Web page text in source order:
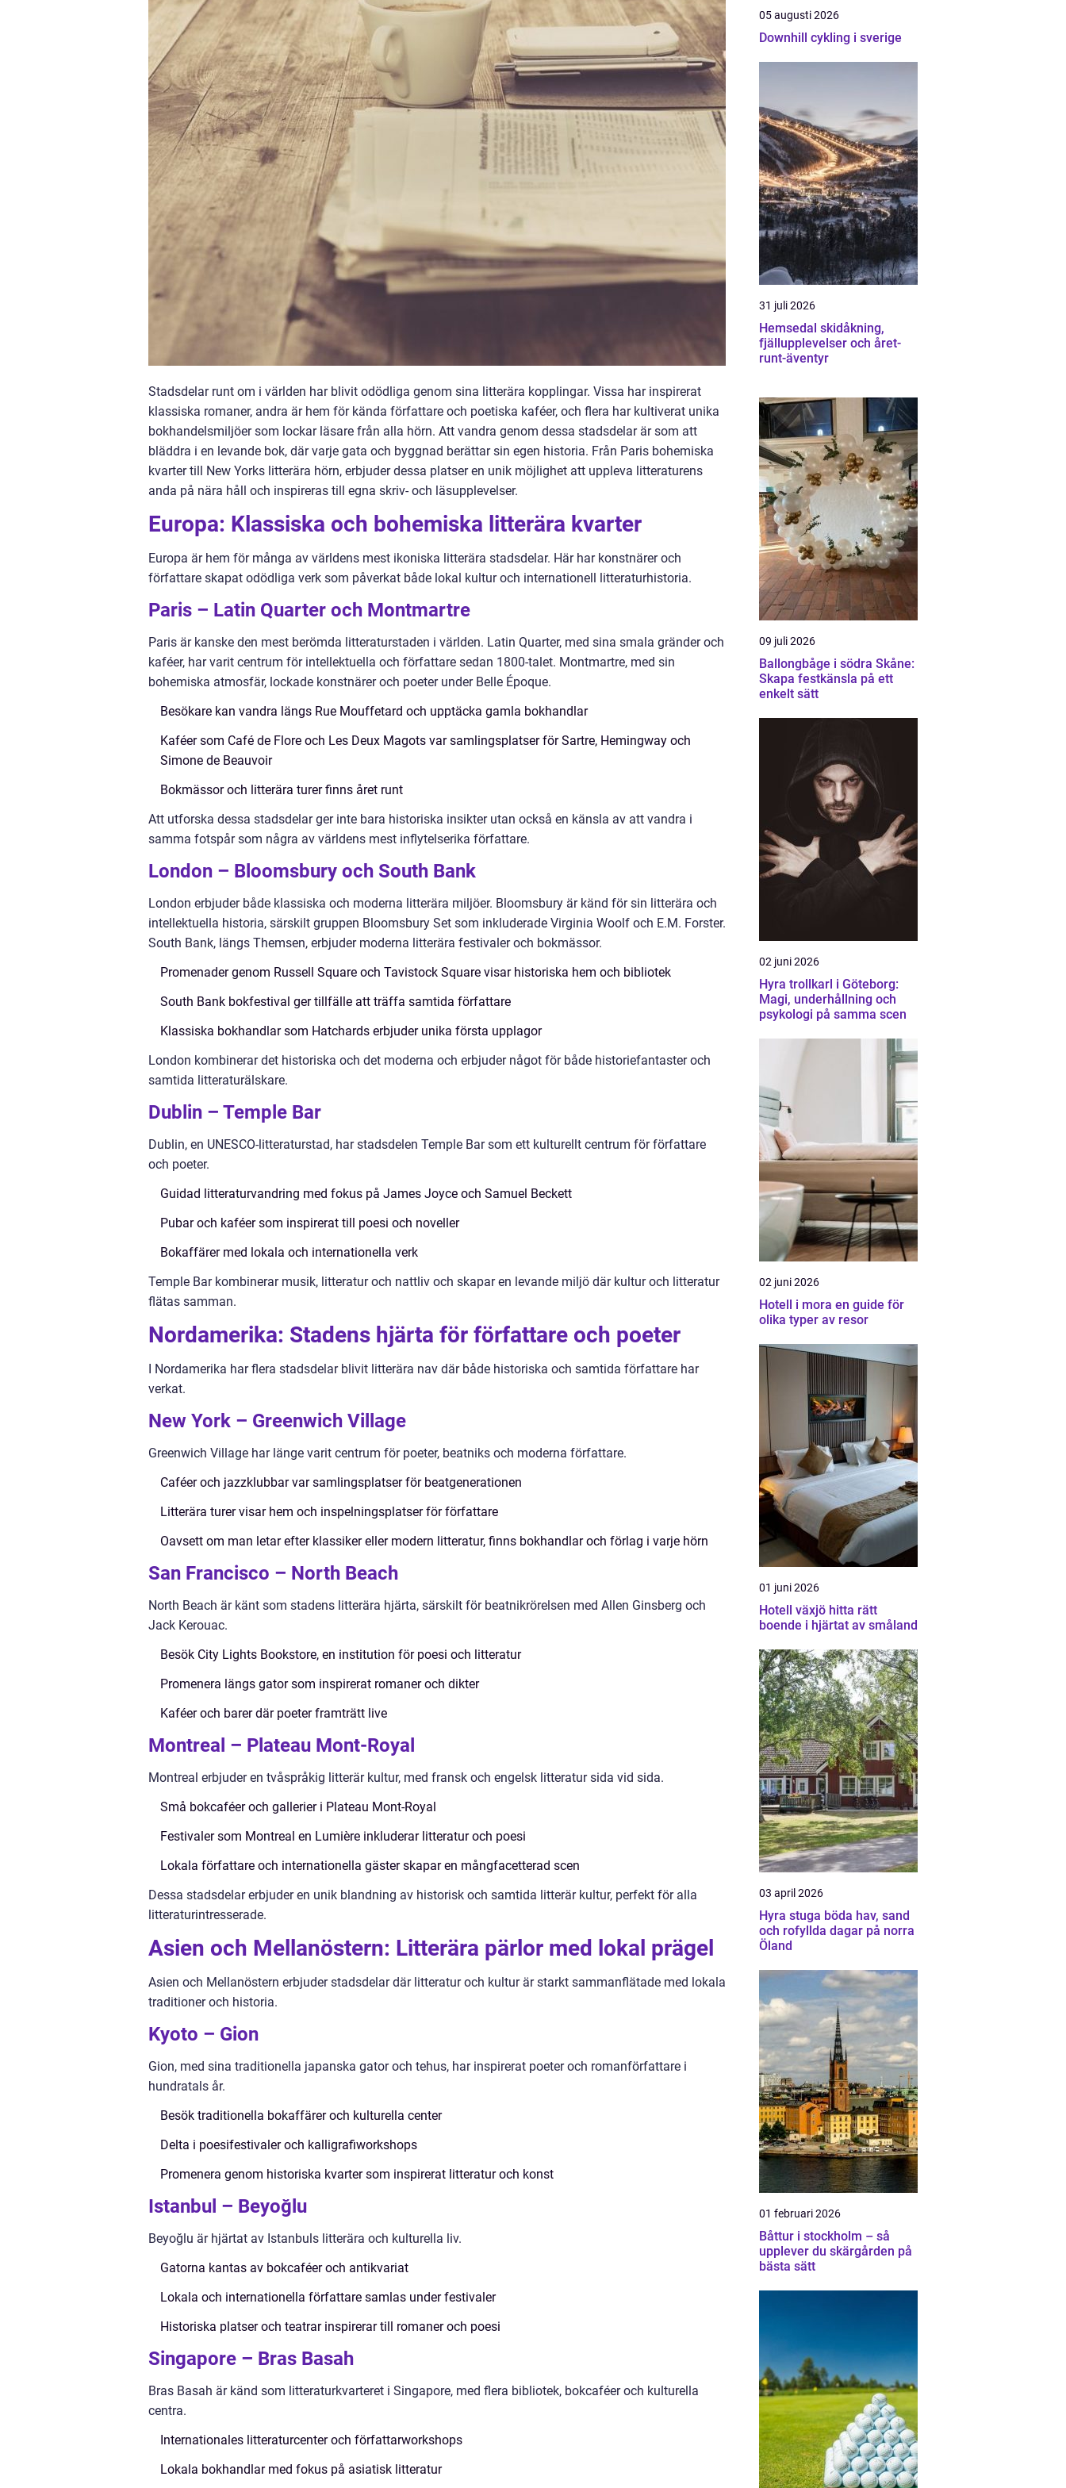
Stadsdelar runt om i världen har blivit odödliga genom sina litterära kopplingar. Vissa har inspirerat
klassiska romaner, andra är hem för kända författare och poetiska kaféer, och flera har kultiverat unika
bokhandelsmiljöer som lockar läsare från alla hörn. Att vandra genom dessa stadsdelar är som att
bläddra i en levande bok, där varje gata och byggnad berättar sin egen historia. Från Paris bohemiska
kvarter till New Yorks litterära hörn, erbjuder dessa platser en unik möjlighet att uppleva litteraturens
anda på nära håll och inspireras till egna skriv- och läsupplevelser.
Europa: Klassiska och bohemiska litterära kvarter
Europa är hem för många av världens mest ikoniska litterära stadsdelar. Här har konstnärer och
författare skapat odödliga verk som påverkat både lokal kultur och internationell litteraturhistoria.
Paris – Latin Quarter och Montmartre
Paris är kanske den mest berömda litteraturstaden i världen. Latin Quarter, med sina smala gränder och
kaféer, har varit centrum för intellektuella och författare sedan 1800-talet. Montmartre, med sin
bohemiska atmosfär, lockade konstnärer och poeter under Belle Époque.
Besökare kan vandra längs Rue Mouffetard och upptäcka gamla bokhandlar
Kaféer som Café de Flore och Les Deux Magots var samlingsplatser för Sartre, Hemingway och
Simone de Beauvoir
Bokmässor och litterära turer finns året runt
Att utforska dessa stadsdelar ger inte bara historiska insikter utan också en känsla av att vandra i
samma fotspår som några av världens mest inflytelserika författare.
London – Bloomsbury och South Bank
London erbjuder både klassiska och moderna litterära miljöer. Bloomsbury är känd för sin litterära och
intellektuella historia, särskilt gruppen Bloomsbury Set som inkluderade Virginia Woolf och E.M. Forster.
South Bank, längs Themsen, erbjuder moderna litterära festivaler och bokmässor.
Promenader genom Russell Square och Tavistock Square visar historiska hem och bibliotek
South Bank bokfestival ger tillfälle att träffa samtida författare
Klassiska bokhandlar som Hatchards erbjuder unika första upplagor
London kombinerar det historiska och det moderna och erbjuder något för både historiefantaster och
samtida litteraturälskare.
Dublin – Temple Bar
Dublin, en UNESCO-litteraturstad, har stadsdelen Temple Bar som ett kulturellt centrum för författare
och poeter.
Guidad litteraturvandring med fokus på James Joyce och Samuel Beckett
Pubar och kaféer som inspirerat till poesi och noveller
Bokaffärer med lokala och internationella verk
Temple Bar kombinerar musik, litteratur och nattliv och skapar en levande miljö där kultur och litteratur
flätas samman.
Nordamerika: Stadens hjärta för författare och poeter
I Nordamerika har flera stadsdelar blivit litterära nav där både historiska och samtida författare har
verkat.
New York – Greenwich Village
Greenwich Village har länge varit centrum för poeter, beatniks och moderna författare.
Caféer och jazzklubbar var samlingsplatser för beatgenerationen
Litterära turer visar hem och inspelningsplatser för författare
Oavsett om man letar efter klassiker eller modern litteratur, finns bokhandlar och förlag i varje hörn
San Francisco – North Beach
North Beach är känt som stadens litterära hjärta, särskilt för beatnikrörelsen med Allen Ginsberg och
Jack Kerouac.
Besök City Lights Bookstore, en institution för poesi och litteratur
Promenera längs gator som inspirerat romaner och dikter
Kaféer och barer där poeter framträtt live
Montreal – Plateau Mont-Royal
Montreal erbjuder en tvåspråkig litterär kultur, med fransk och engelsk litteratur sida vid sida.
Små bokcaféer och gallerier i Plateau Mont-Royal
Festivaler som Montreal en Lumière inkluderar litteratur och poesi
Lokala författare och internationella gäster skapar en mångfacetterad scen
Dessa stadsdelar erbjuder en unik blandning av historisk och samtida litterär kultur, perfekt för alla
litteraturintresserade.
Asien och Mellanöstern: Litterära pärlor med lokal prägel
Asien och Mellanöstern erbjuder stadsdelar där litteratur och kultur är starkt sammanflätade med lokala
traditioner och historia.
Kyoto – Gion
Gion, med sina traditionella japanska gator och tehus, har inspirerat poeter och romanförfattare i
hundratals år.
Besök traditionella bokaffärer och kulturella center
Delta i poesifestivaler och kalligrafiworkshops
Promenera genom historiska kvarter som inspirerat litteratur och konst
Istanbul – Beyoğlu
Beyoğlu är hjärtat av Istanbuls litterära och kulturella liv.
Gatorna kantas av bokcaféer och antikvariat
Lokala och internationella författare samlas under festivaler
Historiska platser och teatrar inspirerar till romaner och poesi
Singapore – Bras Basah
Bras Basah är känd som litteraturkvarteret i Singapore, med flera bibliotek, bokcaféer och kulturella
centra.
Internationales litteraturcenter och författarworkshops
Lokala bokhandlar med fokus på asiatisk litteratur
05 augusti 2026
Downhill cykling i sverige
31 juli 2026
Hemsedal skidåkning,
fjällupplevelser och året-
runt-äventyr
09 juli 2026
Ballongbåge i södra Skåne:
Skapa festkänsla på ett
enkelt sätt
02 juni 2026
Hyra trollkarl i Göteborg:
Magi, underhållning och
psykologi på samma scen
02 juni 2026
Hotell i mora en guide för
olika typer av resor
01 juni 2026
Hotell växjö hitta rätt
boende i hjärtat av småland
03 april 2026
Hyra stuga böda hav, sand
och rofyllda dagar på norra
Öland
01 februari 2026
Båttur i stockholm – så
upplever du skärgården på
bästa sätt